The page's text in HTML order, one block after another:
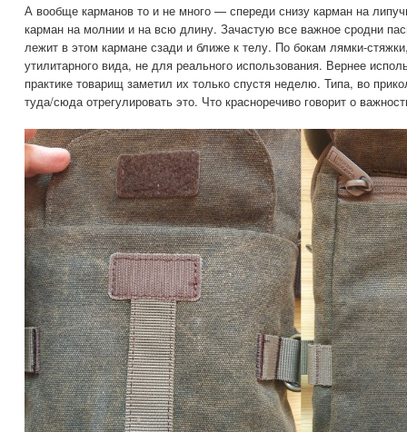
А вообще карманов то и не много — спереди снизу карман на
карман на молнии и на всю длину. Зачастую все важное сродни
лежит в этом кармане сзади и ближе к телу. По бокам лямки-
утилитарного вида, не для реального использования. Вернее
практике товарищ заметил их только спустя неделю. Типа, во
туда/сюда отрегулировать это. Что красноречиво говорит о